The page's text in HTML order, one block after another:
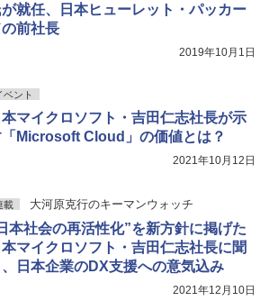
が就任、日本ヒューレット・パッカー
の前社長
2019年10月1日
ベント
本マイクロソフト・吉田仁志社長が示
Microsoft Cloud」の価値とは？
2021年10月12日
載 大河原克行のキーマンウォッチ
本社会の再活性化”を新方針に掲げた
本マイクロソフト・吉田仁志社長に聞
、日本企業のDX支援への意気込み
2021年12月10日